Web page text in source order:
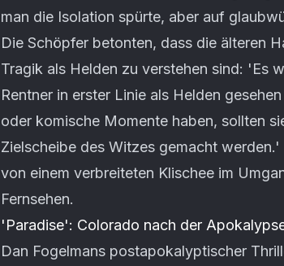
man die Isolation spürte, aber auf
Die Schöpfer betonten, dass die älteren
Tragik als Helden zu verstehen sind: 'Es
Rentner in erster Linie als Helden
oder komische Momente haben, sollten
Zielscheibe des Witzes gemacht
von einem verbreiteten Klischee im
Fernsehen.
'Paradise': Colorado nach der
Dan Fogelmans postapokalyptischer